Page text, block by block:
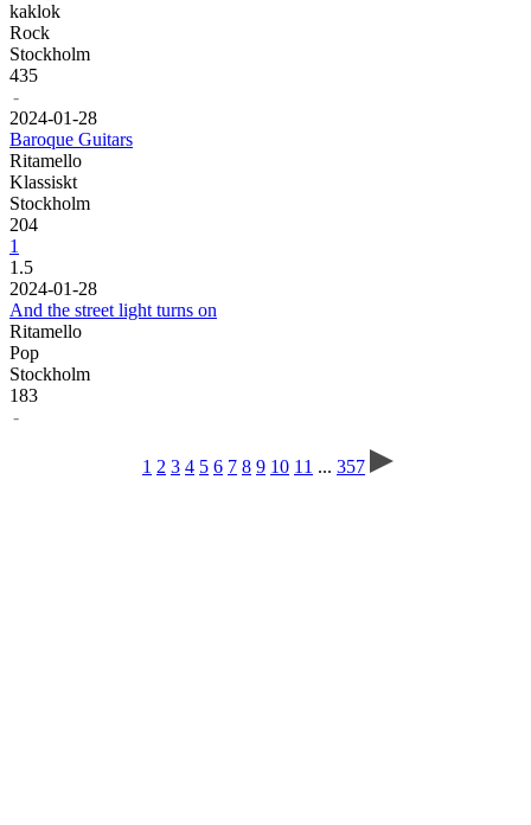
kaklok
Rock
Stockholm
435
-
2024-01-28
Baroque Guitars
Ritamello
Klassiskt
Stockholm
204
1
1.5
2024-01-28
And the street light turns on
Ritamello
Pop
Stockholm
183
-
1 2 3 4 5 6 7 8 9 10 11 ... 357